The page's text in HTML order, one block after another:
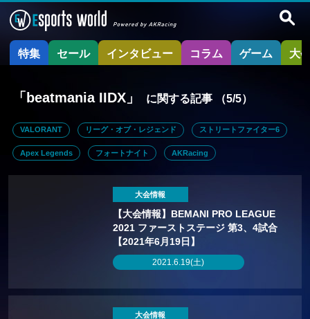
特集 セール インタビュー コラム ゲーム 大
「beatmania IIDX」 に関する記事 （5/5）
VALORANT リーグ・オブ・レジェンド ストリートファイター6
Apex Legends フォートナイト AKRacing
大会情報
【大会情報】BEMANI PRO LEAGUE
2021 ファーストステージ 第3、4試合
【2021年6月19日】
2021.6.19(土)
大会情報